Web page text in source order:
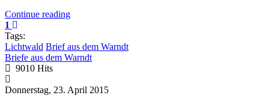
Continue reading
1
Tags:
Lichtwald Brief aus dem Warndt
Briefe aus dem Warndt
9010 Hits
Donnerstag, 23. April 2015